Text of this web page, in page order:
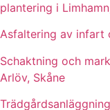
plantering i
Asfaltering av infart
Schaktning och
Arlöv, Skåne